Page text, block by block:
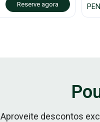
Reserve agora PEN
Aproveite descontos